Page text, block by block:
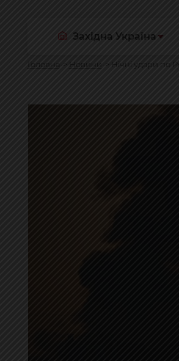
Західна Україна
Головна Новини Нічні удари по